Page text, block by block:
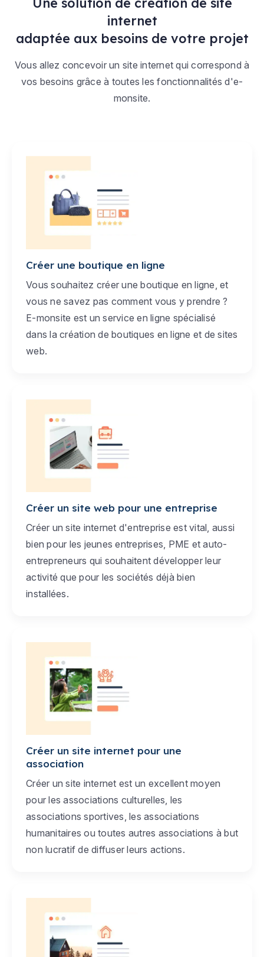
internet
adaptée aux besoins de votre projet
Vous allez concevoir un site internet qui correspond à
vos besoins grâce à toutes les fonctionnalités d'e-
monsite.
Créer une boutique en ligne
Vous souhaitez créer une boutique en ligne, et
vous ne savez pas comment vous y prendre ?
E-monsite est un service en ligne spécialisé
dans la création de boutiques en ligne et de sites
web.
Créer un site web pour une entreprise
Créer un site internet d'entreprise est vital, aussi
bien pour les jeunes entreprises, PME et auto-
entrepreneurs qui souhaitent développer leur
activité que pour les sociétés déjà bien
installées.
Créer un site internet pour une
association
Créer un site internet est un excellent moyen
pour les associations culturelles, les
associations sportives, les associations
humanitaires ou toutes autres associations à but
non lucratif de diffuser leurs actions.